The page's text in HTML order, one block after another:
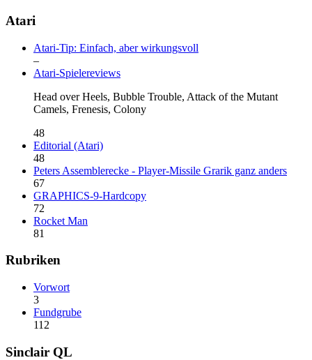
Atari
Atari-Tip: Einfach, aber wirkungsvoll
–
Atari-Spielereviews
Head over Heels, Bubble Trouble, Attack of the Mutant
Camels, Frenesis, Colony
48
Editorial (Atari)
48
Peters Assemblerecke - Player-Missile Grarik ganz anders
67
GRAPHICS-9-Hardcopy
72
Rocket Man
81
Rubriken
Vorwort
3
Fundgrube
112
Sinclair QL